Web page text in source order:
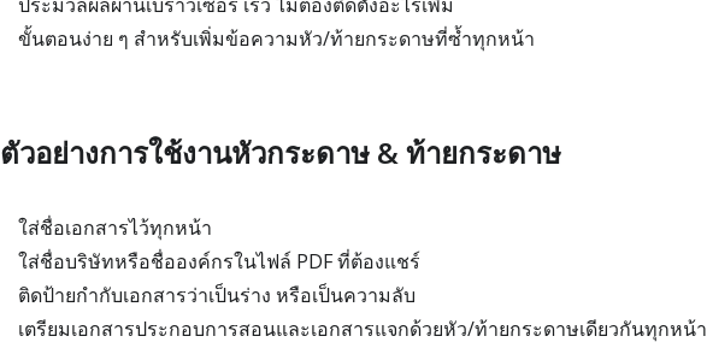
ขั้นตอนง่าย ๆ สำหรับเพิ่มข้อความหัว/ท้ายกระดาษที่ซ้ำทุกหน้า
ตัวอย่างการใช้งานหัวกระดาษ & ท้ายกระดาษ
ใส่ชื่อเอกสารไว้ทุกหน้า
ใส่ชื่อบริษัทหรือชื่อองค์กรในไฟล์ PDF ที่ต้องแชร์
ติดป้ายกำกับเอกสารว่าเป็นร่าง หรือเป็นความลับ
เตรียมเอกสารประกอบการสอนและเอกสารแจกด้วยหัว/ท้ายกระดาษเดียวกันทุกหน้า